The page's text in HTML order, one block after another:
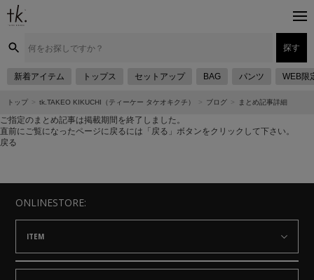
探す
新着アイテム トップス セットアップ BAG パンツ WEB限
トップ tk.TAKEO KIKUCHI（ティーケー タケオキクチ） ブログ まとめ記事詳細
ご指定のまとめ記事は掲載期間を終了しました。
直前にご覧になったページに戻るには「戻る」ボタンをクリックして下さい。
戻る
ONLINESTORE:
ITEM